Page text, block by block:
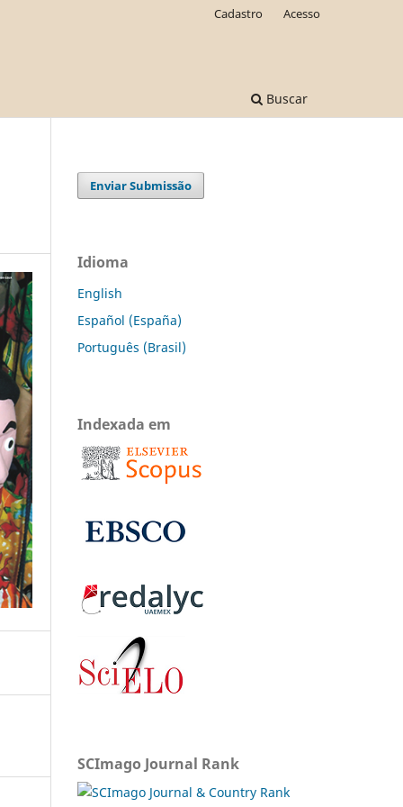
Buscar
Cadastro Acesso
Enviar Submissão
Idioma
English
Español (España)
Português (Brasil)
Indexada em
SCImago Journal Rank